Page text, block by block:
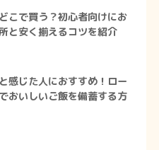
こで買う？初心者向けにお
と安く揃えるコツを紹介
感じた人におすすめ！ロー
おいしいご飯を備蓄する方